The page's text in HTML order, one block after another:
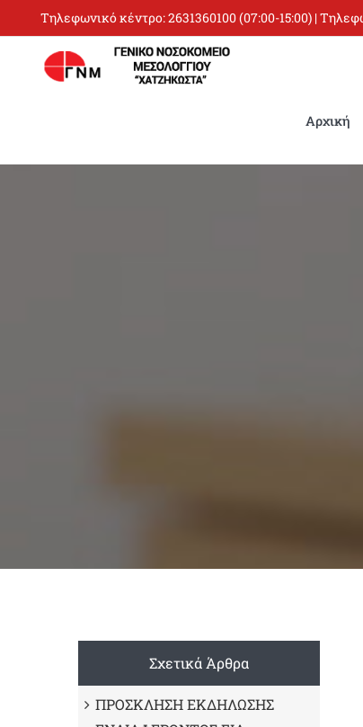
to
content
Τηλεφωνικό κέντρο:2631360100(07:00-15:00) |
Αρχική
Σχετικά Άρθρα
ΠΡΟΣΚΛΗΣΗ ΕΚΔΗΛΩΣΗΣ